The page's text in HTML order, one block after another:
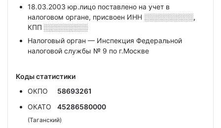
18.03.2003 юр.лицо поставлено на учет в
налоговом органе, присвоен ИНН ░░░░░░░░░░,
КПП ░░░░░░░░░
Налоговый орган — Инспекция Федеральной
налоговой службы № 9 по г.Москве
Коды статистики
ОКПО
58693261
ОКАТО
45286580000
(Таганский)